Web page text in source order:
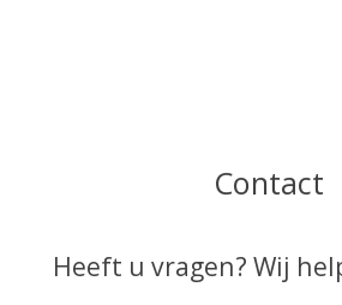
Contact
Heeft u vragen? Wij